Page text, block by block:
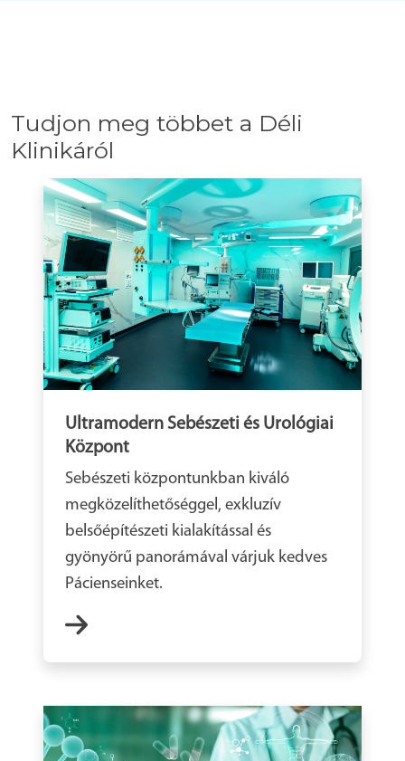
Tudjon meg többet a Déli
Klinikáról
Ultramodern Sebészeti és Urológiai
Központ
Sebészeti központunkban kiváló
megközelíthetőséggel, exkluzív
belsőépítészeti kialakítással és
gyönyörű panorámával várjuk kedves
Pácienseinket.